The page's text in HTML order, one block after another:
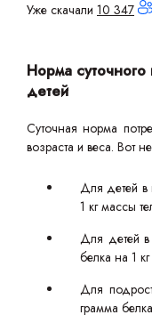
Уже скачали 10 347
Норма
детей
Суточная норма
возраста и веса. Вот
Для детей в
1 кг массы
Для детей
белка на 1
Для
грамма